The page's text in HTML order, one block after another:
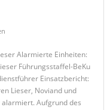
Alarmierte Einheiten:
Führungsstaffel-BeKu
Einsatzbericht:
Lieser, Noviand und
Aufgrund des